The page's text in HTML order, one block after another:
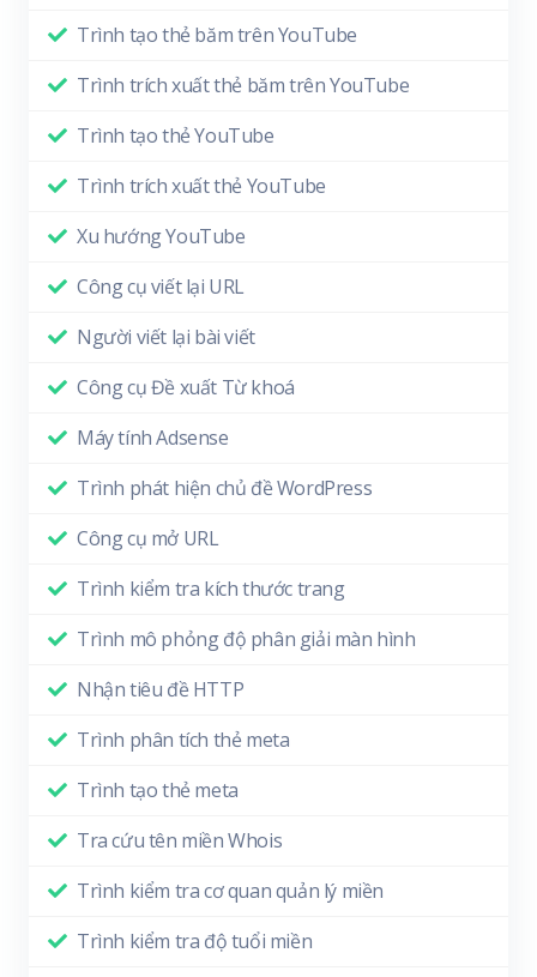
Trình tạo thẻ băm trên YouTube
Trình trích xuất thẻ băm trên YouTube
Trình tạo thẻ YouTube
Trình trích xuất thẻ YouTube
Xu hướng YouTube
Công cụ viết lại URL
Người viết lại bài viết
Công cụ Đề xuất Từ khoá
Máy tính Adsense
Trình phát hiện chủ đề WordPress
Công cụ mở URL
Trình kiểm tra kích thước trang
Trình mô phỏng độ phân giải màn hình
Nhận tiêu đề HTTP
Trình phân tích thẻ meta
Trình tạo thẻ meta
Tra cứu tên miền Whois
Trình kiểm tra cơ quan quản lý miền
Trình kiểm tra độ tuổi miền